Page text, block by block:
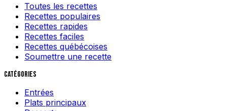
Toutes les recettes
Recettes populaires
Recettes rapides
Recettes faciles
Recettes québécoises
Soumettre une recette
Catégories
Entrées
Plats principaux